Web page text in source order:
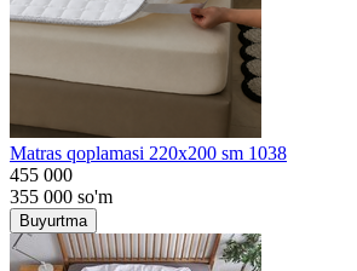
Matras qoplamasi 220x200 sm 1038
455 000
355 000 so'm
Buyurtma